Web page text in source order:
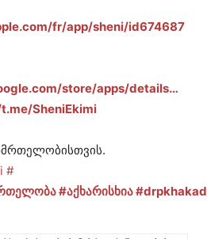
fr/app/sheni/id674687
store/apps/details…
SheniEkimi
#
#აქხარისხია